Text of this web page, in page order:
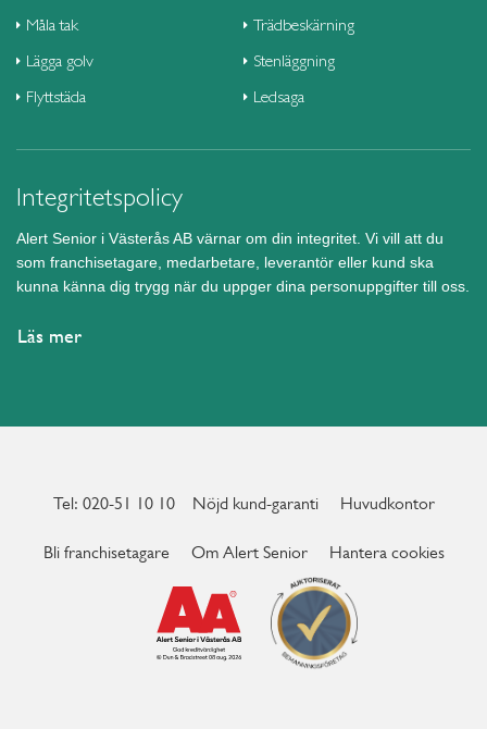
Måla tak
Lägga golv
Flyttstäda
Trädbeskärning
Stenläggning
Ledsaga
Integritetspolicy
Alert Senior i Västerås AB värnar om din integritet. Vi vill att du
som franchisetagare, medarbetare, leverantör eller kund ska
kunna känna dig trygg när du uppger dina personuppgifter till oss.
Läs mer
Tel: 020-51 10 10 Nöjd kund-garanti Huvudkontor
Bli franchisetagare Om Alert Senior Hantera cookies